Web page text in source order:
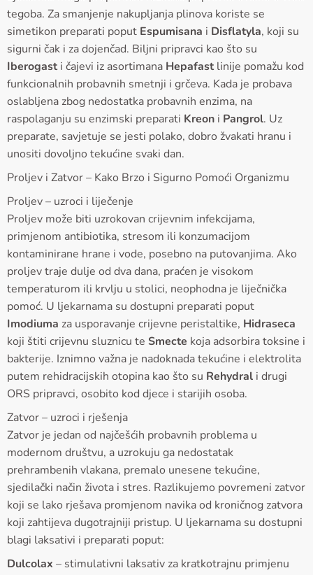
tegoba. Za smanjenje nakupljanja plinova koriste se
simetikon preparati poput Espumisana i Disflatyla, koji su
sigurni čak i za dojenčad. Biljni pripravci kao što su
Iberogast i čajevi iz asortimana Hepafast linije pomažu kod
funkcionalnih probavnih smetnji i grčeva. Kada je probava
oslabljena zbog nedostatka probavnih enzima, na
raspolaganju su enzimski preparati Kreon i Pangrol. Uz
preparate, savjetuje se jesti polako, dobro žvakati hranu i
unositi dovoljno tekućine svaki dan.
Proljev i Zatvor – Kako Brzo i Sigurno Pomoći Organizmu
Proljev – uzroci i liječenje
Proljev može biti uzrokovan crijevnim infekcijama,
primjenom antibiotika, stresom ili konzumacijom
kontaminirane hrane i vode, posebno na putovanjima. Ako
proljev traje dulje od dva dana, praćen je visokom
temperaturom ili krvlju u stolici, neophodna je liječnička
pomoć. U ljekarnama su dostupni preparati poput
Imodiuma za usporavanje crijevne peristaltike, Hidraseca
koji štiti crijevnu sluznicu te Smecte koja adsorbira toksine i
bakterije. Iznimno važna je nadoknada tekućine i elektrolita
putem rehidracijskih otopina kao što su Rehydral i drugi
ORS pripravci, osobito kod djece i starijih osoba.
Zatvor – uzroci i rješenja
Zatvor je jedan od najčešćih probavnih problema u
modernom društvu, a uzrokuju ga nedostatak
prehrambenih vlakana, premalo unesene tekućine,
sjedilački način života i stres. Razlikujemo povremeni zatvor
koji se lako rješava promjenom navika od kroničnog zatvora
koji zahtijeva dugotrajniji pristup. U ljekarnama su dostupni
blagi laksativi i preparati poput:
Dulcolax – stimulativni laksativ za kratkotrajnu primjenu